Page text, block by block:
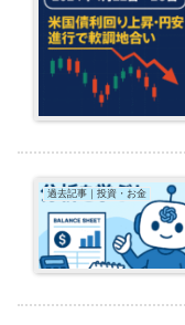
過去記事｜投資・お金